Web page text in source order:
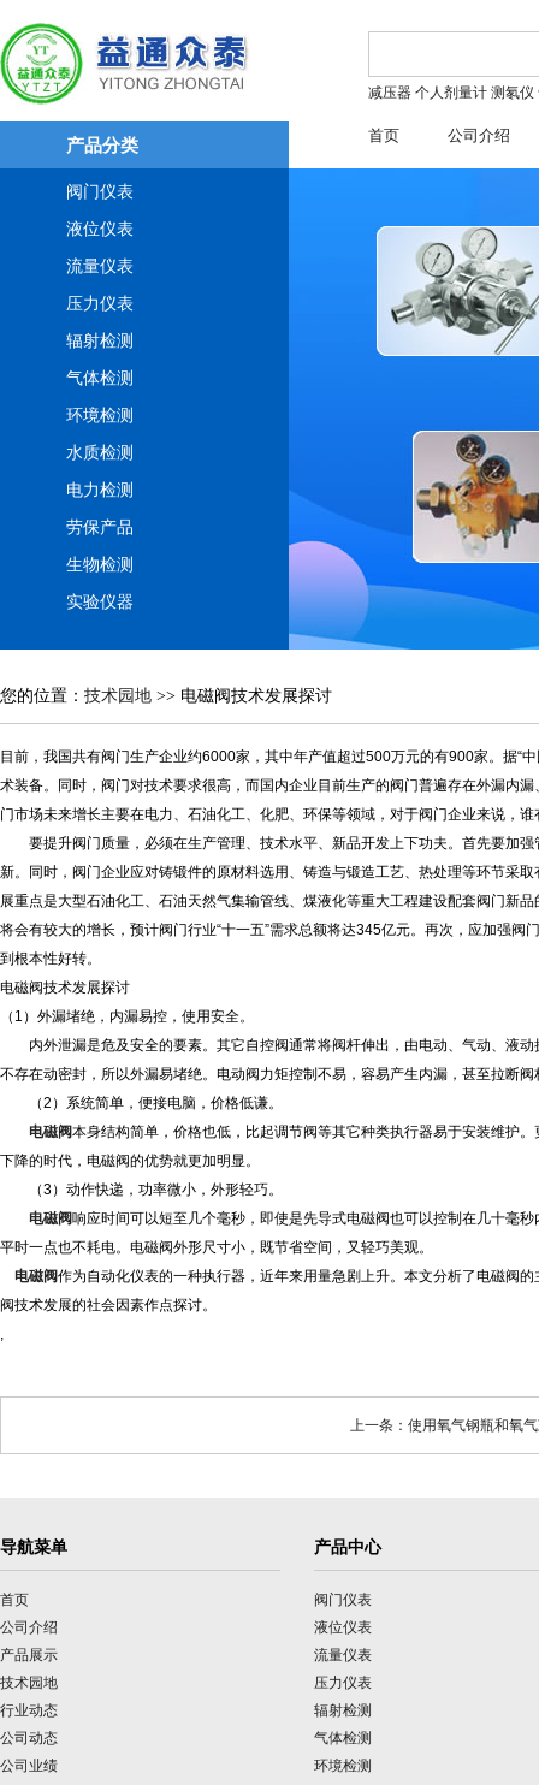
产品分类
减压器 个人剂量计 测氡仪
首页 公司介绍
阀门仪表
液位仪表
流量仪表
压力仪表
辐射检测
气体检测
环境检测
水质检测
电力检测
劳保产品
生物检测
实验仪器
您的位置： 技术园地 >> 电磁阀技术发展探讨
目前，我国共有阀门生产企业约6000家，其中年产值超过500万元的有900家。据
术装备。同时，阀门对技术要求很高，而国内企业目前生产的阀门普遍存在外漏内
门市场未来增长主要在电力、石油化工、化肥、环保等领域，对于阀门企业来说，
要提升阀门质量，必须在生产管理、技术水平、新品开发上下功夫。首先要加强
新。同时，阀门企业应对铸锻件的原材料选用、铸造与锻造工艺、热处理等环节采
展重点是大型石油化工、石油天然气集输管线、煤液化等重大工程建设配套阀门新
将会有较大的增长，预计阀门行业“十一五”需求总额将达345亿元。再次，应加强
到根本性好转。
电磁阀技术发展探讨
（1）外漏堵绝，内漏易控，使用安全。
内外泄漏是危及安全的要素。其它自控阀通常将阀杆伸出，由电动、气动、液动
不存在动密封，所以外漏易堵绝。电动阀力矩控制不易，容易产生内漏，甚至拉断
（2）系统简单，便接电脑，价格低谦。
电磁阀本身结构简单，价格也低，比起调节阀等其它种类执行器易于安装维护
下降的时代，电磁阀的优势就更加明显。
（3）动作快递，功率微小，外形轻巧。
电磁阀响应时间可以短至几个毫秒，即使是先导式电磁阀也可以控制在几十毫
平时一点也不耗电。电磁阀外形尺寸小，既节省空间，又轻巧美观。
电磁阀作为自动化仪表的一种执行器，近年来用量急剧上升。本文分析了电磁阀
阀技术发展的社会因素作点探讨。
,
上一条：使用氧气钢瓶和氧
导航菜单
首页
公司介绍
产品展示
技术园地
行业动态
公司动态
公司业绩
产品中心
阀门仪表
液位仪表
流量仪表
压力仪表
辐射检测
气体检测
环境检测